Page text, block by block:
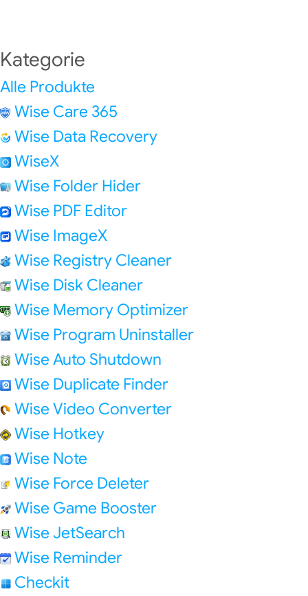
Kategorie
Alle Produkte
Wise Care 365
Wise Data Recovery
WiseX
Wise Folder Hider
Wise PDF Editor
Wise ImageX
Wise Registry Cleaner
Wise Disk Cleaner
Wise Memory Optimizer
Wise Program Uninstaller
Wise Auto Shutdown
Wise Duplicate Finder
Wise Video Converter
Wise Hotkey
Wise Note
Wise Force Deleter
Wise Game Booster
Wise JetSearch
Wise Reminder
Checkit